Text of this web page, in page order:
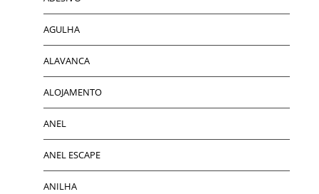
AGULHA
ALAVANCA
ALOJAMENTO
ANEL
ANEL ESCAPE
ANILHA